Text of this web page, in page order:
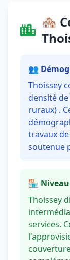
🏘️
👥
Thoissey
densité
ruraux) .
travaux
soutenue
🏪
Thoissey
services.